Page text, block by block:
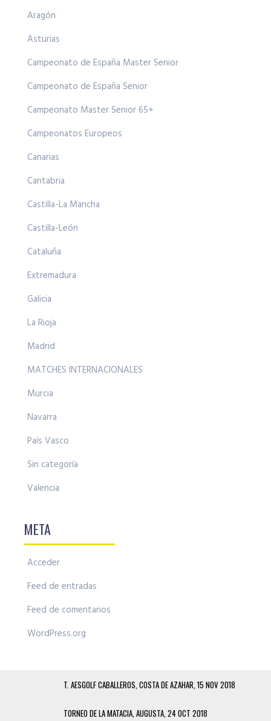
Aragón
Asturias
Campeonato de España Master Senior
Campeonato de España Senior
Campeonato Master Senior 65+
Campeonatos Europeos
Canarias
Cantabria
Castilla-La Mancha
Castilla-León
Cataluña
Extremadura
Galicia
La Rioja
Madrid
MATCHES INTERNACIONALES
Murcia
Navarra
País Vasco
Sin categoría
Valencia
META
Acceder
Feed de entradas
Feed de comentarios
WordPress.org
T. AESGOLF CABALLEROS, COSTA DE AZAHAR, 15 NOV 2018
TORNEO DE LA MATACIA, AUGUSTA, 24 OCT 2018